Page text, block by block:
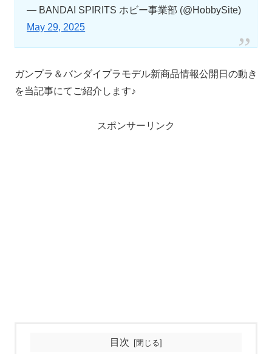
— BANDAI SPIRITS ホビー事業部 (@HobbySite)
May 29, 2025
ガンプラ＆バンダイプラモデル新商品情報公開日の動き
を当記事にてご紹介します♪
スポンサーリンク
目次